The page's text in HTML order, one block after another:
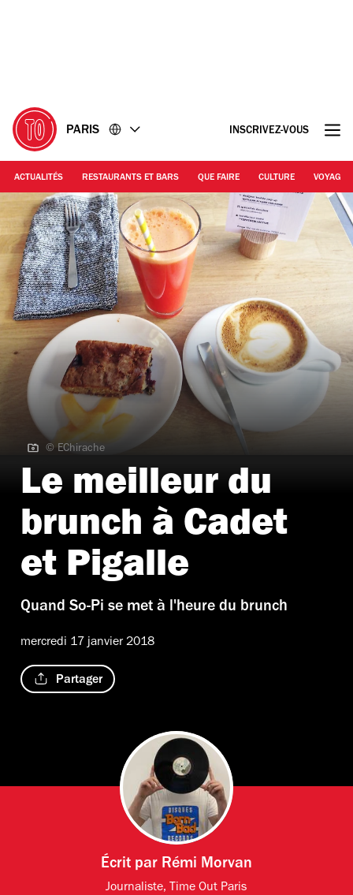
PARIS INSCRIVEZ-VOUS
ACTUALITÉS RESTAURANTS ET BARS QUE FAIRE CULTURE VOYAGE
© EChirache
© EChirache
Le meilleur du
brunch à Cadet
et Pigalle
Quand So-Pi se met à l'heure du brunch
mercredi 17 janvier 2018
Partager
Écrit par Rémi Morvan
Journaliste, Time Out Paris